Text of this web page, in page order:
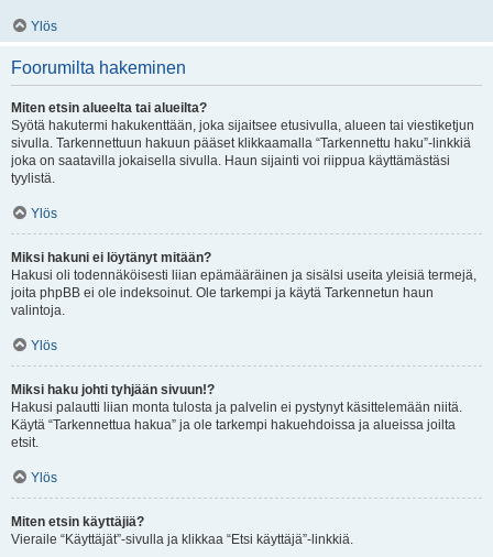
Ylös
Foorumilta hakeminen
Miten etsin alueelta tai alueilta?
Syötä hakutermi hakukenttään, joka sijaitsee etusivulla, alueen tai viestiketjun
sivulla. Tarkennettuun hakuun pääset klikkaamalla “Tarkennettu haku”-linkkiä
joka on saatavilla jokaisella sivulla. Haun sijainti voi riippua käyttämästäsi
tyylistä.
Ylös
Miksi hakuni ei löytänyt mitään?
Hakusi oli todennäköisesti liian epämääräinen ja sisälsi useita yleisiä termejä,
joita phpBB ei ole indeksoinut. Ole tarkempi ja käytä Tarkennetun haun
valintoja.
Ylös
Miksi haku johti tyhjään sivuun!?
Hakusi palautti liian monta tulosta ja palvelin ei pystynyt käsittelemään niitä.
Käytä “Tarkennettua hakua” ja ole tarkempi hakuehdoissa ja alueissa joilta
etsit.
Ylös
Miten etsin käyttäjiä?
Vieraile “Käyttäjät”-sivulla ja klikkaa “Etsi käyttäjä”-linkkiä.